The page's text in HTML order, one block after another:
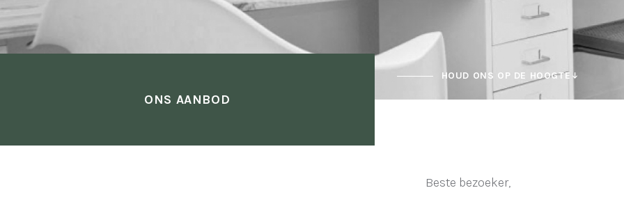
ONS AANBOD
HOUD ONS OP DE HOOGTE
Beste bezoeker,